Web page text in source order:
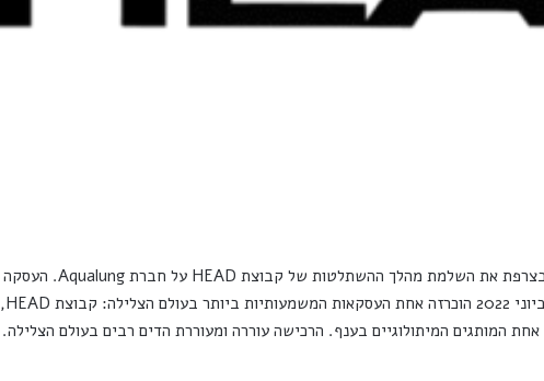
ב 26 ביוני 2025, אישר בית המשפט בצרפת את השלמת מהלך ההשתלטות של קבוצת HEAD על חברת Aqualung. העסקה
שהחלה להתגלגל לפני כשלש שנים – ביוני 2022 הוכרזה אחת העסקאות המשמעותיות ביותר בעולם הצלילה: קבוצת HEAD,